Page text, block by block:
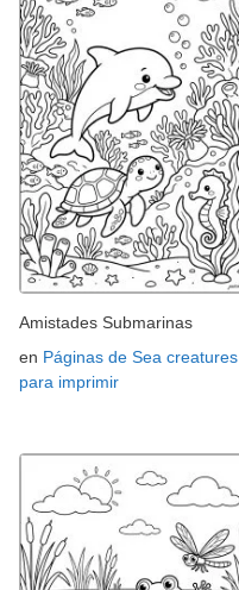
Amistades Submarinas
en Páginas de Sea creatures
para imprimir